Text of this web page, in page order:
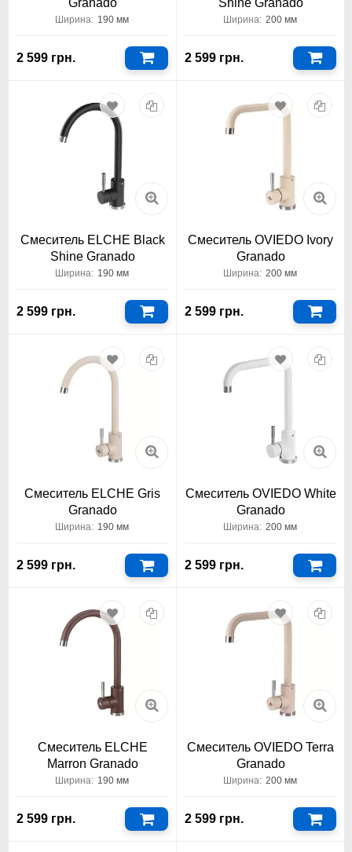
Ширина: 190 мм
2 599 грн.
Ширина: 200 мм
2 599 грн.
Смеситель ELCHE Black
Shine Granado
Ширина: 190 мм
2 599 грн.
Смеситель OVIEDO Ivory
Granado
Ширина: 200 мм
2 599 грн.
Смеситель ELCHE Gris
Granado
Ширина: 190 мм
2 599 грн.
Смеситель OVIEDO White
Granado
Ширина: 200 мм
2 599 грн.
Смеситель ELCHE
Marron Granado
Ширина: 190 мм
2 599 грн.
Смеситель OVIEDO Terra
Granado
Ширина: 200 мм
2 599 грн.